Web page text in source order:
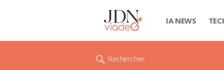
IA NEWS
Rechercher